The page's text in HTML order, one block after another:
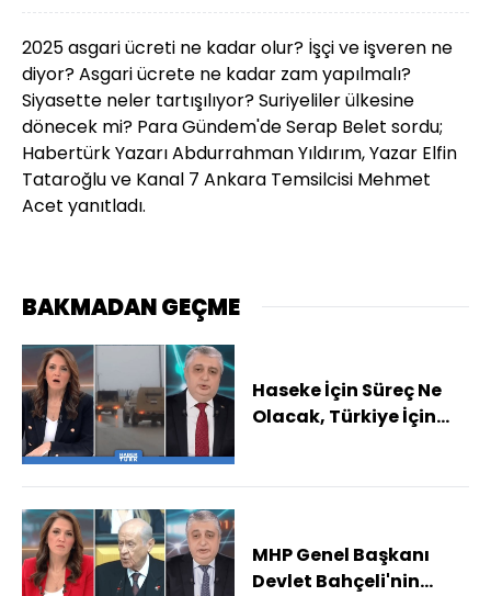
2025 asgari ücreti ne kadar olur? İşçi ve işveren ne
diyor? Asgari ücrete ne kadar zam yapılmalı?
Siyasette neler tartışılıyor? Suriyeliler ülkesine
dönecek mi? Para Gündem'de Serap Belet sordu;
Habertürk Yazarı Abdurrahman Yıldırım, Yazar Elfin
Tataroğlu ve Kanal 7 Ankara Temsilcisi Mehmet
Acet yanıtladı.
BAKMADAN GEÇME
Haseke İçin Süreç Ne
Olacak, Türkiye İçin
MHP Genel Başkanı
Devlet Bahçeli'nin